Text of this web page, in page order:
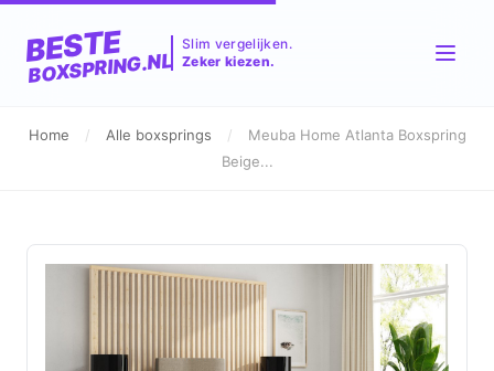
BESTE
BOXSPRING.NL
Slim vergelijken.
Zeker kiezen.
Home / Alle boxsprings /
Meuba Home Atlanta Boxspring
Beige...